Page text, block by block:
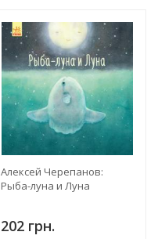
Алексей Черепанов:
Рыба-луна и Луна
202 грн.